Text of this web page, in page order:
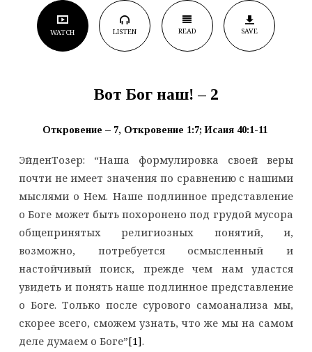
WATCH LISTEN READ SAVE
Вот Бог наш! – 2
Откровение – 7, Откровение 1:7; Исаия 40:1-11
ЭйденТозер: “Наша формулировка своей веры
почти не имеет значения по сравнению с нашими
мыслями о Нем. Наше подлинное представление
о Боге может быть похоронено под грудой мусора
общепринятых религиозных понятий, и,
возможно, потребуется осмысленный и
настойчивый поиск, прежде чем нам удастся
увидеть и понять наше подлинное представление
о Боге. Только после сурового самоанализа мы,
скорее всего, сможем узнать, что же мы на самом
деле думаем о Боге”[1].